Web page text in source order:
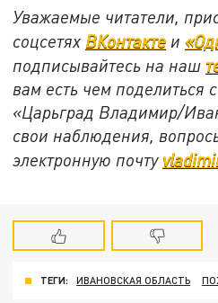
Уважаемые читатели,
соцсетях ВКонтакте и
подписывайтесь на наш
вам есть чем поделиться
«Царьград Владимир/
свои наблюдения,
электронную почту
ТЕГИ: ИВАНОВСКАЯ ОБЛАСТЬ